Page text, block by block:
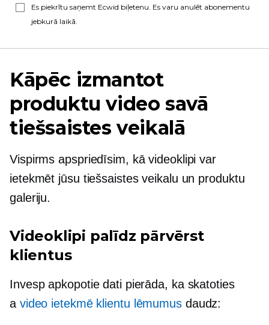
Es piekrītu saņemt Ecwid biļetenu. Es varu anulēt abonementu
jebkurā laikā.
Kāpēc izmantot
produktu video savā
tiešsaistes veikalā
Vispirms apspriedīsim, kā videoklipi var
ietekmēt jūsu tiešsaistes veikalu un produktu
galeriju.
Videoklipi palīdz pārvērst
klientus
Invesp apkopotie dati pierāda, ka skatoties
a video ietekmē klientu lēmumusdaudz: